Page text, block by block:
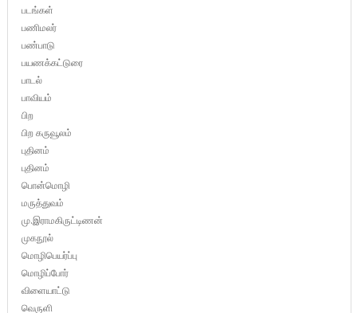
படங்கள்
பணிமலர்
பண்பாடு
பயணக்கட்டுரை
பாடல்
பாவியம்
பிற
பிற கருவூலம்
புதினம்
புதினம்
பொன்மொழி
மருத்துவம்
மு.இராமகிருட்டிணன்
முகநூல்
மொழிபெயர்ப்பு
மொழிப்போர்
விளையாட்டு
வெருளி